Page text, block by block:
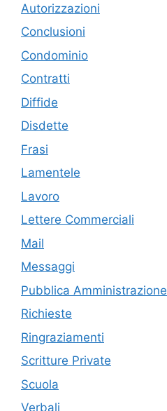
Autorizzazioni
Conclusioni
Condominio
Contratti
Diffide
Disdette
Frasi
Lamentele
Lavoro
Lettere Commerciali
Mail
Messaggi
Pubblica Amministrazione
Richieste
Ringraziamenti
Scritture Private
Scuola
Verbali